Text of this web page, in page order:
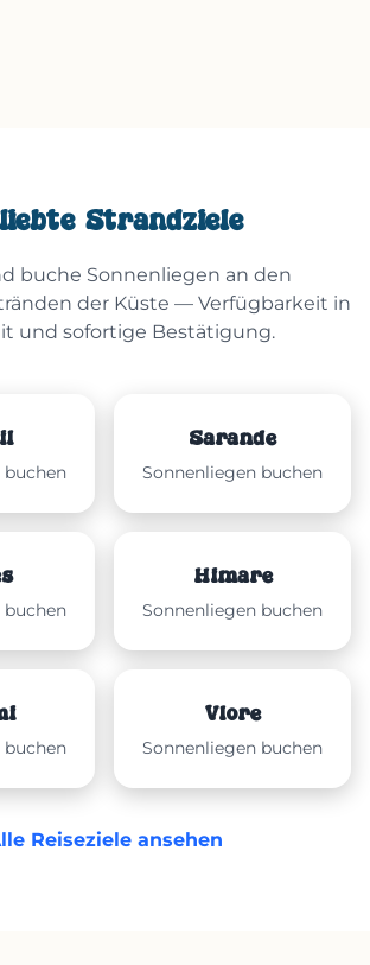
Strandziele
buche Sonnenliegen an den
der Küste — Verfügbarkeit in
und sofortige Bestätigung.
buchen
Sarandë
Sonnenliegen buchen
buchen
Himarë
Sonnenliegen buchen
buchen
Vlorë
Sonnenliegen buchen
Reiseziele ansehen